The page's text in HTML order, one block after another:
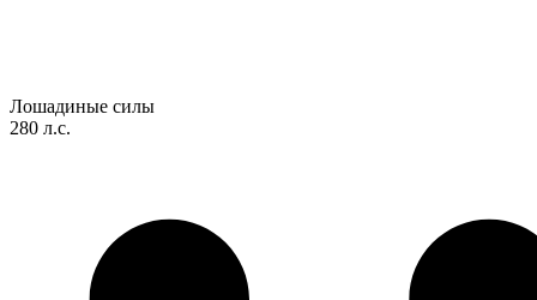
Лошадиные силы
280 л.с.